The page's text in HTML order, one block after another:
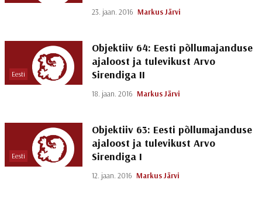
23. jaan. 2016 Markus Järvi
Eesti
Objektiiv 64: Eesti põllumajanduse
ajaloost ja tulevikust Arvo
Sirendiga II
18. jaan. 2016 Markus Järvi
Eesti
Objektiiv 63: Eesti põllumajanduse
ajaloost ja tulevikust Arvo
Sirendiga I
12. jaan. 2016 Markus Järvi